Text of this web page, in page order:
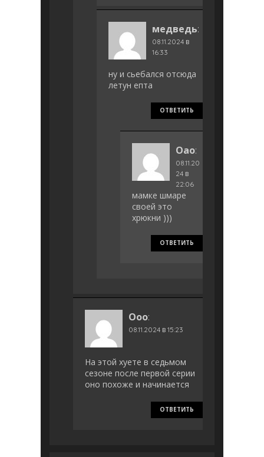
медведь:
08.11.2024 в
16:33
ну и сьебался отсюда
летун епта
ОТВЕТИТЬ
Оао:
08.11.20
24 в
22:06
мамке шмаре
своей это
хрюкни )))
ОТВЕТИТЬ
Ооо:
08.11.2024 в 15:23
На этой хуете в седьмом
сезоне после первой серии
оно похоже и начинается
ОТВЕТИТЬ